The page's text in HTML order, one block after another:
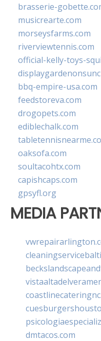
brasserie-
musicrearte.com
morseysfarms.com
riverviewtennis.com
official-kelly-toys-
bbq-empire-usa.com
feedstoreva.com
drogopets.com
ediblechalk.com
oaksofa.com
soultacohtx.com
capishcaps.com
gpsyfl.org
MEDIA
dmtacos.com